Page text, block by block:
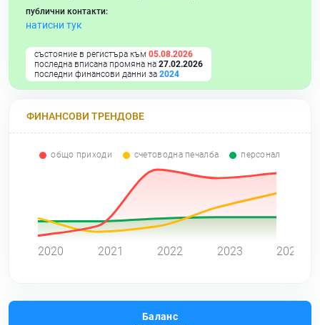
публични контакти:
натисни тук
състояние в регистъра към 05.08.2026
последна вписана промяна на 27.02.2026
последни финансови данни за 2024
ФИНАНСОВИ ТРЕНДОВЕ
общо приходи счетоводна печалба персонал
2020 2021 2022 2023 2024
Баланс